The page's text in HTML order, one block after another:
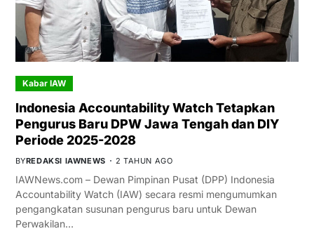
Kabar IAW
Indonesia Accountability Watch Tetapkan
Pengurus Baru DPW Jawa Tengah dan DIY
Periode 2025-2028
BYREDAKSI IAWNEWS 2 TAHUN AGO
IAWNews.com – Dewan Pimpinan Pusat (DPP) Indonesia
Accountability Watch (IAW) secara resmi mengumumkan
pengangkatan susunan pengurus baru untuk Dewan
Perwakilan…